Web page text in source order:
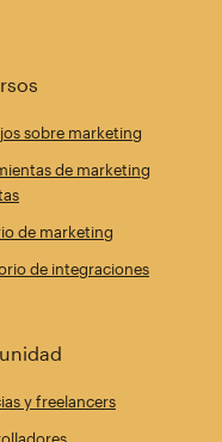
sobre marketing
de marketing
de marketing
de integraciones
y freelancers